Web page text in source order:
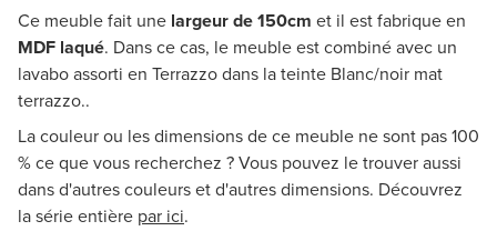
Ce meuble fait une largeur de 150cm et il est fabrique en
MDF laqué. Dans ce cas, le meuble est combiné avec un
lavabo assorti en Terrazzo dans la teinte Blanc/noir mat
terrazzo..
La couleur ou les dimensions de ce meuble ne sont pas 100
% ce que vous recherchez ? Vous pouvez le trouver aussi
dans d'autres couleurs et d'autres dimensions. Découvrez
la série entière par ici.